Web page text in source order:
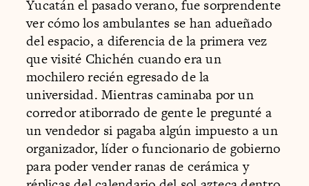
Yucatán el pasado verano, fue sorprendente
ver cómo los ambulantes se han adueñado
del espacio, a diferencia de la primera vez
que visité Chichén cuando era un
mochilero recién egresado de la
universidad. Mientras caminaba por un
corredor atiborrado de gente le pregunté a
un vendedor si pagaba algún impuesto a un
organizador, líder o funcionario de gobierno
para poder vender ranas de cerámica y